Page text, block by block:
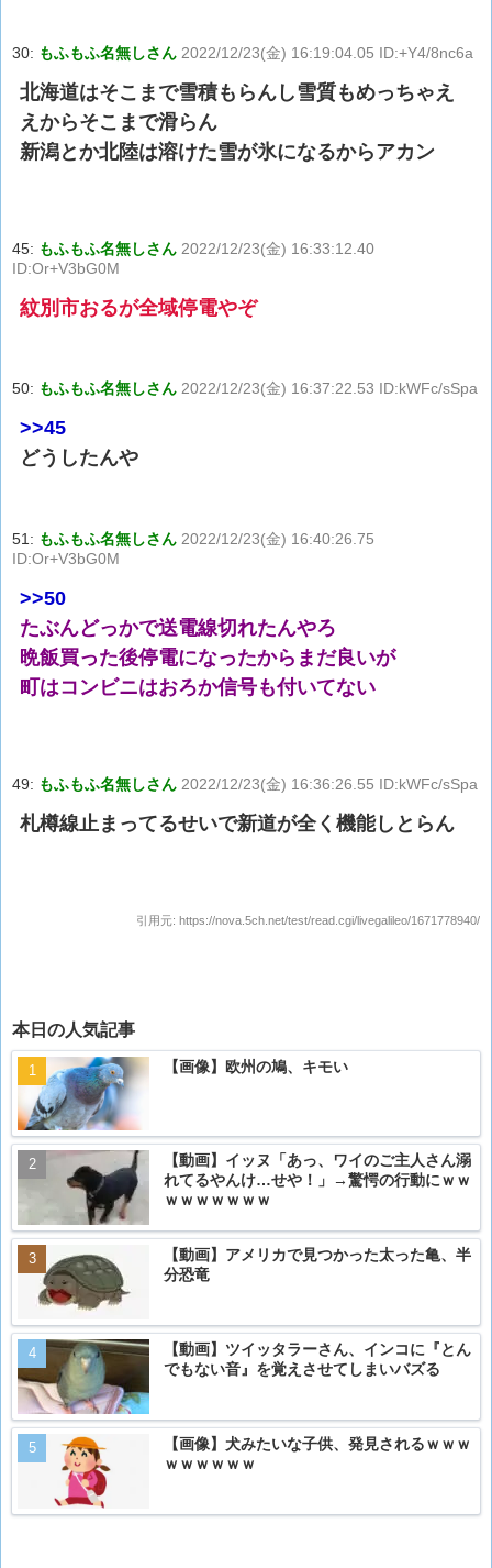
30: もふもふ名無しさん 2022/12/23(金) 16:19:04.05 ID:+Y4/8nc6a
北海道はそこまで雪積もらんし雪質もめっちゃえ
えからそこまで滑らん
新潟とか北陸は溶けた雪が氷になるからアカン
45: もふもふ名無しさん 2022/12/23(金) 16:33:12.40
ID:Or+V3bG0M
紋別市おるが全域停電やぞ
50: もふもふ名無しさん 2022/12/23(金) 16:37:22.53 ID:kWFc/sSpa
>>45
どうしたんや
51: もふもふ名無しさん 2022/12/23(金) 16:40:26.75
ID:Or+V3bG0M
>>50
たぶんどっかで送電線切れたんやろ
晩飯買った後停電になったからまだ良いが
町はコンビニはおろか信号も付いてない
49: もふもふ名無しさん 2022/12/23(金) 16:36:26.55 ID:kWFc/sSpa
札樽線止まってるせいで新道が全く機能しとらん
引用元: https://nova.5ch.net/test/read.cgi/livegalileo/1671778940/
本日の人気記事
【画像】欧州の鳩、キモい
【動画】イッヌ「あっ、ワイのご主人さん溺
れてるやんけ…せや！」→驚愕の行動にｗｗ
ｗｗｗｗｗｗｗ
【動画】アメリカで見つかった太った亀、半
分恐竜
【動画】ツイッタラーさん、インコに『とん
でもない音』を覚えさせてしまいバズる
【画像】犬みたいな子供、発見されるｗｗｗ
ｗｗｗｗｗｗ